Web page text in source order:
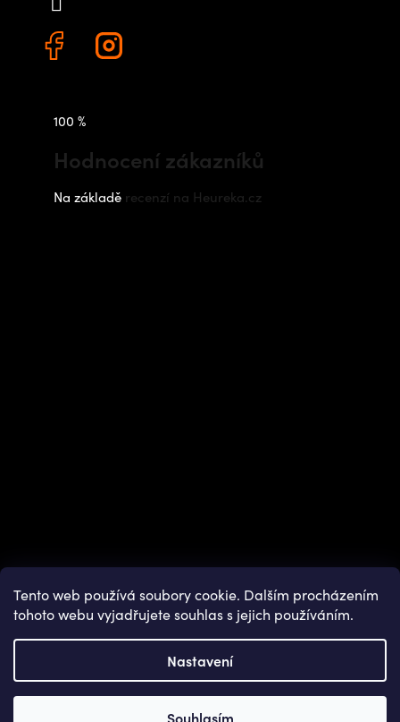
Tento web používá soubory cookie. Dalším procházením
tohoto webu vyjadřujete souhlas s jejich používáním.
Nastavení
Souhlasím
100 %
Hodnocení zákazníků
Na základě recenzí na Heureka.cz
Copyright 2026OUTDOOR SHOPS. Všechna práva vyhrazena.